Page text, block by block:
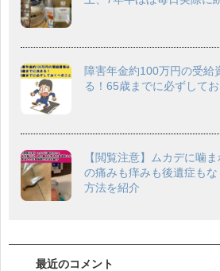
障害年金約100万円の受給
る！65歳までに必ずしてお
【閲覧注意】ムカデに噛
の痛みも痒みも後遺症も
方法を紹介
最近のコメント